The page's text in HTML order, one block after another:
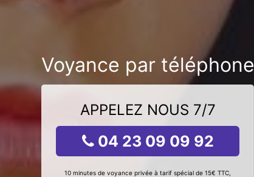
Voyance par téléphone
APPELEZ NOUS 7/7
04 23 09 09 92
10 minutes de voyance privée à tarif spécial de 15€ TTC,